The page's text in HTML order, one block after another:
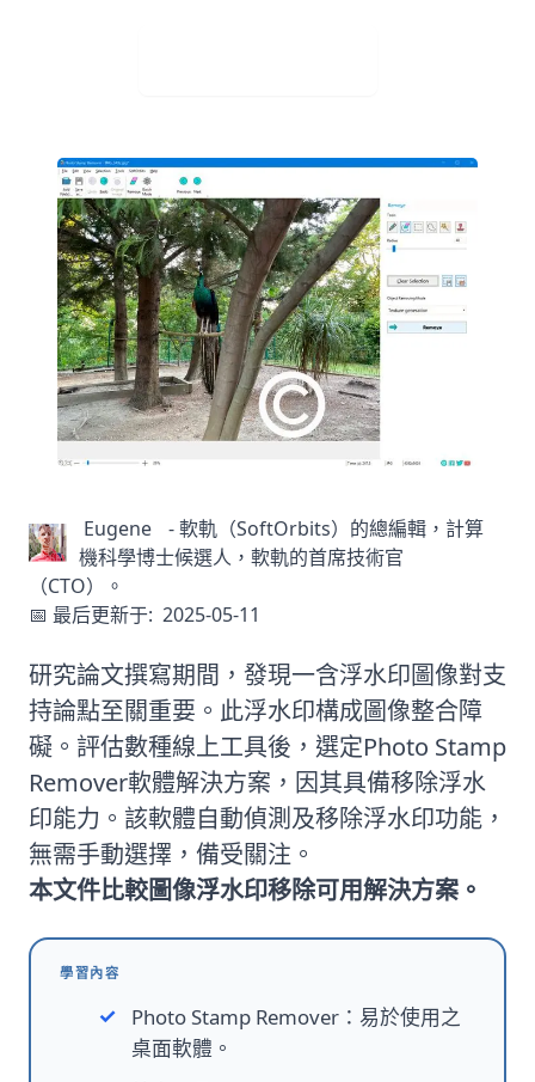
Eugene -軟軌（SoftOrbits）的總編輯，計算
機科學博士候選人，軟軌的首席技術官
（CTO）。
📅 最后更新于: 2025-05-11
研究論文撰寫期間，發現一含浮水印圖像對支
持論點至關重要。此浮水印構成圖像整合障
礙。評估數種線上工具後，選定Photo Stamp
Remover軟體解決方案，因其具備移除浮水
印能力。該軟體自動偵測及移除浮水印功能，
無需手動選擇，備受關注。
本文件比較圖像浮水印移除可用解決方案。
學習內容
Photo Stamp Remover：易於使用之
桌面軟體。